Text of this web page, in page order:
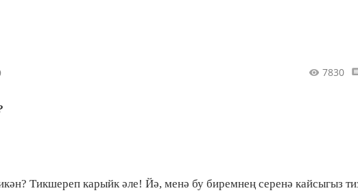
7830
Тикшереп карыйк әле! Йә, менә бу биремнең серенә кайсыгыз